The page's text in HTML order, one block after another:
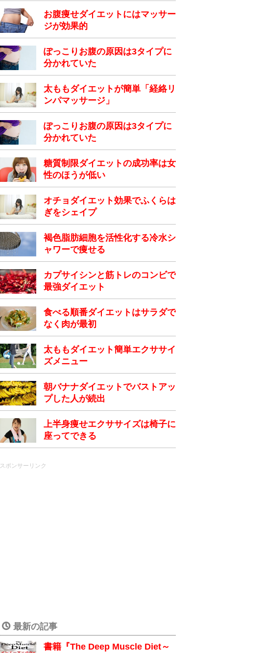
お腹痩せダイエットにはマッサー
ジが効果的
ぽっこりお腹の原因は3タイプに
分かれていた
太ももダイエットが簡単「経絡リ
ンパマッサージ」
ぽっこりお腹の原因は3タイプに
分かれていた
糖質制限ダイエットの成功率は女
性のほうが低い
オチョダイエット効果でふくらは
ぎをシェイプ
褐色脂肪細胞を活性化する冷水シ
ャワーで痩せる
カプサイシンと筋トレのコンビで
最強ダイエット
食べる順番ダイエットはサラダで
なく肉が最初
太ももダイエット簡単エクササイ
ズメニュー
朝バナナダイエットでバストアッ
プした人が続出
上半身痩せエクササイズは椅子に
座ってできる
スポンサーリンク
最新の記事
書籍『The Deep Muscle Diet～